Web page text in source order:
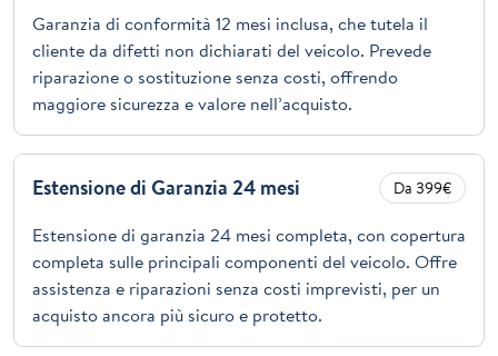
Garanzia di conformità 12 mesi inclusa, che tutela il
cliente da difetti non dichiarati del veicolo. Prevede
riparazione o sostituzione senza costi, offrendo
maggiore sicurezza e valore nell’acquisto.
Estensione di Garanzia 24 mesi Da 399€
Estensione di garanzia 24 mesi completa, con copertura
completa sulle principali componenti del veicolo. Offre
assistenza e riparazioni senza costi imprevisti, per un
acquisto ancora più sicuro e protetto.